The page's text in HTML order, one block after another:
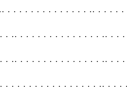
. . . . . . . . . . . . . . .. . . . .
. .. . . . . . . . . . . . . . . .. . .
.. . . . . . . . . . . . . . . .. . .
. . . . . . . . . . . . . . . . .. . .